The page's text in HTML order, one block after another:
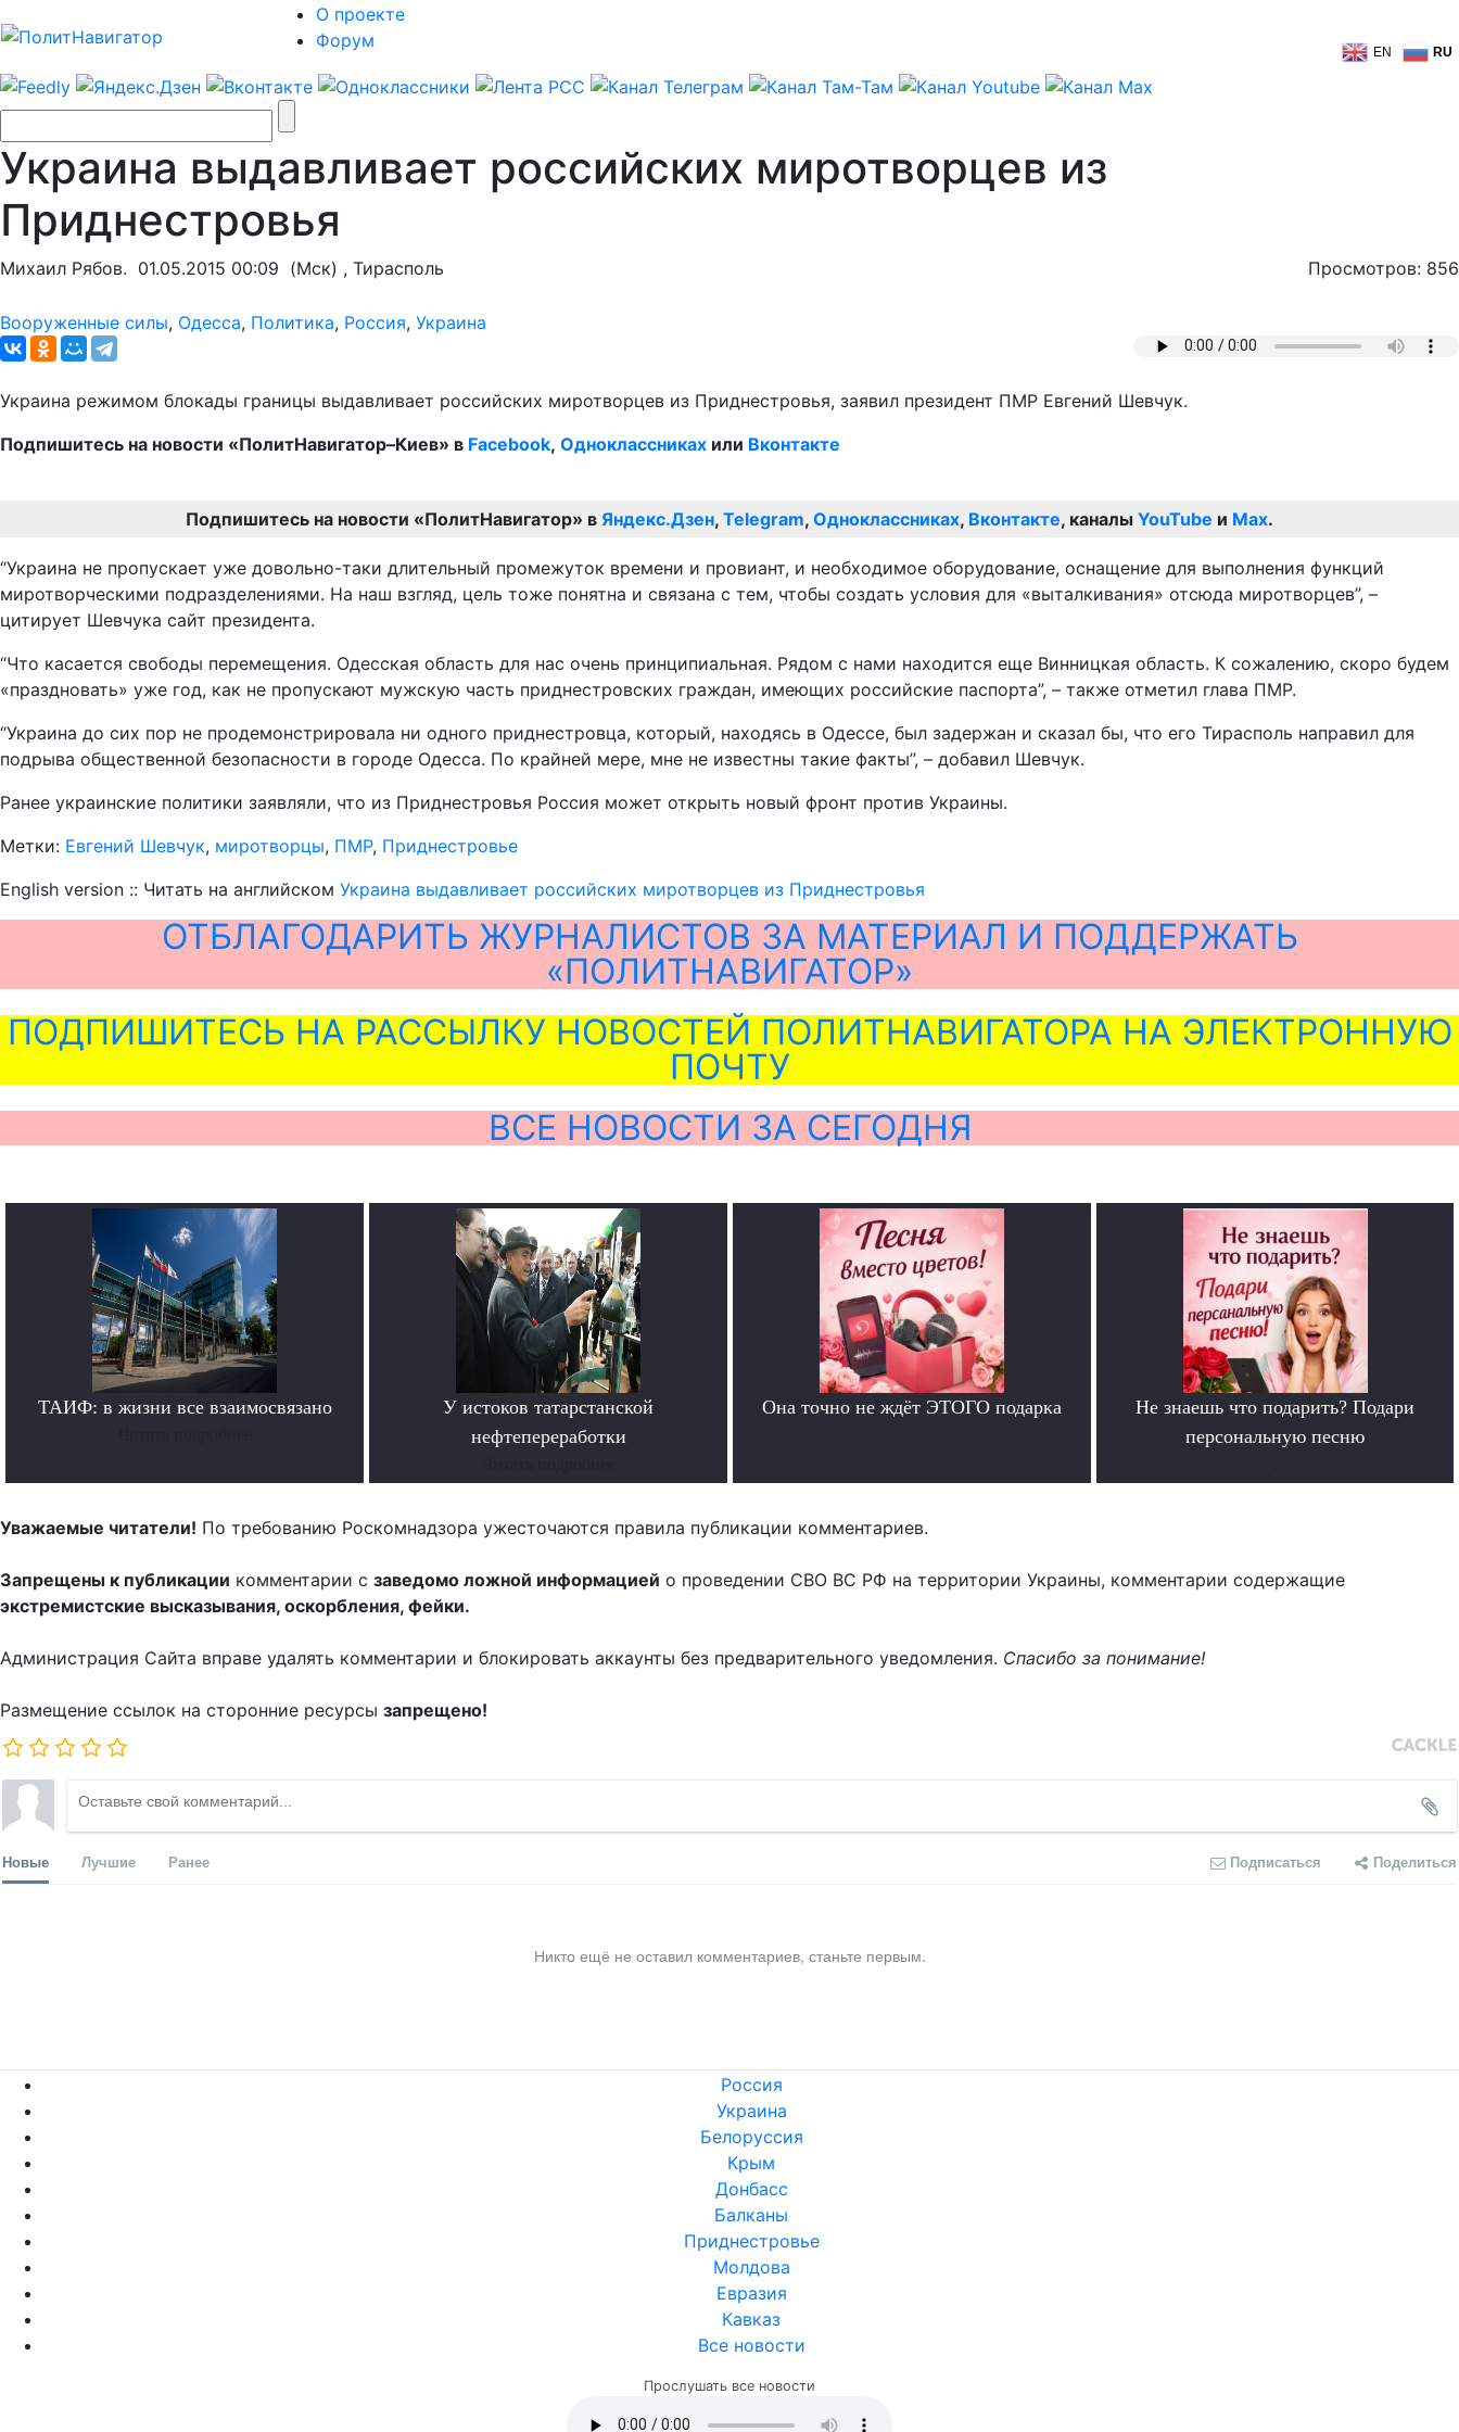
О проекте
Форум
EN RU
Украина выдавливает российских миротворцев из
Приднестровья
Михаил Рябов. 01.05.2015 00:09 (Мск) , Тирасполь Просмотров: 856
Вооруженные силы, Одесса, Политика, Россия, Украина
Украина режимом блокады границы выдавливает российских миротворцев из Приднестровья, заявил президент ПМР Евгений Шевчук.
Подпишитесь на новости «ПолитНавигатор–Киев» в Facebook, Одноклассниках или Вконтакте
Подпишитесь на новости «ПолитНавигатор» в Яндекс.Дзен, Telegram, Одноклассниках, Вконтакте, каналы YouTube и Max.
“Украина не пропускает уже довольно-таки длительный промежуток времени и провиант, и необходимое оборудование, оснащение для выполнения функций
миротворческими подразделениями. На наш взгляд, цель тоже понятна и связана с тем, чтобы создать условия для «выталкивания» отсюда миротворцев”, –
цитирует Шевчука сайт президента.
“Что касается свободы перемещения. Одесская область для нас очень принципиальная. Рядом с нами находится еще Винницкая область. К сожалению, скоро будем
«праздновать» уже год, как не пропускают мужскую часть приднестровских граждан, имеющих российские паспорта”, – также отметил глава ПМР.
“Украина до сих пор не продемонстрировала ни одного приднестровца, который, находясь в Одессе, был задержан и сказал бы, что его Тирасполь направил для
подрыва общественной безопасности в городе Одесса. По крайней мере, мне не известны такие факты”, – добавил Шевчук.
Ранее украинские политики заявляли, что из Приднестровья Россия может открыть новый фронт против Украины.
Метки: Евгений Шевчук, миротворцы, ПМР, Приднестровье
English version :: Читать на английском Украина выдавливает российских миротворцев из Приднестровья
ОТБЛАГОДАРИТЬ ЖУРНАЛИСТОВ ЗА МАТЕРИАЛ И ПОДДЕРЖАТЬ
«ПОЛИТНАВИГАТОР»
ПОДПИШИТЕСЬ НА РАССЫЛКУ НОВОСТЕЙ ПОЛИТНАВИГАТОРА НА ЭЛЕКТРОННУЮ
ПОЧТУ
ВСЕ НОВОСТИ ЗА СЕГОДНЯ
ТАИФ: в жизни все взаимосвязано
У истоков татарстанской
нефтепереработки
Она точно не ждёт ЭТОГО подарка
Не знаешь что подарить? Подари
персональную песню
Уважаемые читатели! По требованию Роскомнадзора ужесточаются правила публикации комментариев.
Запрещены к публикации комментарии с заведомо ложной информацией о проведении СВО ВС РФ на территории Украины, комментарии содержащие
экстремистские высказывания, оскорбления, фейки.
Администрация Сайта вправе удалять комментарии и блокировать аккаунты без предварительного уведомления. Спасибо за понимание!
Размещение ссылок на сторонние ресурсы запрещено!
Новые Лучшие Ранее Подписаться Поделиться
Никто ещё не оставил комментариев, станьте первым.
Россия
Украина
Белоруссия
Крым
Донбасс
Балканы
Приднестровье
Молдова
Евразия
Кавказ
Все новости
Прослушать все новости